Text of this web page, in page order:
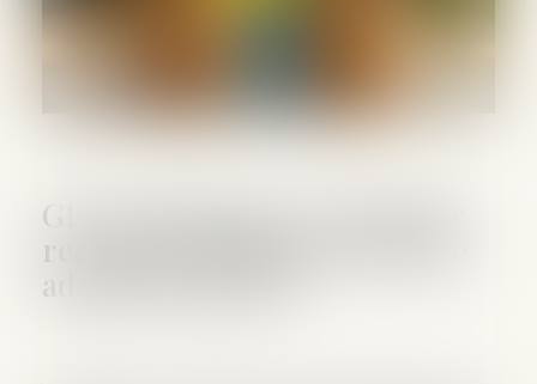
GPA à l'étranger : l'exequatur
adoption plénière